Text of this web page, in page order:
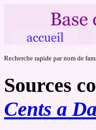
Recherche rapide par nom de
Sources
Cents a